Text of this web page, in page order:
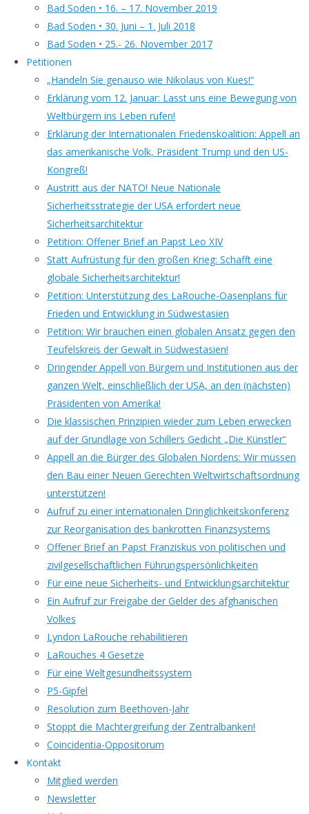
Bad Soden • 16. – 17. November 2019
Bad Soden • 30. Juni – 1. Juli 2018
Bad Soden • 25.- 26. November 2017
Petitionen
„Handeln Sie genauso wie Nikolaus von Kues!“
Erklärung vom 12. Januar: Lasst uns eine Bewegung von
Weltbürgern ins Leben rufen!
Erklärung der Internationalen Friedenskoalition: Appell an
das amerikanische Volk, Präsident Trump und den US-
Kongreß!
Austritt aus der NATO! Neue Nationale
Sicherheitsstrategie der USA erfordert neue
Sicherheitsarchitektur
Petition: Offener Brief an Papst Leo XIV
Statt Aufrüstung für den großen Krieg: Schafft eine
globale Sicherheitsarchitektur!
Petition: Unterstützung des LaRouche-Oasenplans für
Frieden und Entwicklung in Südwestasien
Petition: Wir brauchen einen globalen Ansatz gegen den
Teufelskreis der Gewalt in Südwestasien!
Dringender Appell von Bürgern und Institutionen aus der
ganzen Welt, einschließlich der USA, an den (nächsten)
Präsidenten von Amerika!
Die klassischen Prinzipien wieder zum Leben erwecken
auf der Grundlage von Schillers Gedicht „Die Künstler“
Appell an die Bürger des Globalen Nordens: Wir müssen
den Bau einer Neuen Gerechten Weltwirtschaftsordnung
unterstützen!
Aufruf zu einer internationalen Dringlichkeitskonferenz
zur Reorganisation des bankrotten Finanzsystems
Offener Brief an Papst Franziskus von politischen und
zivilgesellschaftlichen Führungspersönlichkeiten
Für eine neue Sicherheits- und Entwicklungsarchitektur
Ein Aufruf zur Freigabe der Gelder des afghanischen
Volkes
Lyndon LaRouche rehabilitieren
LaRouches 4 Gesetze
Für eine Weltgesundheitssystem
P5-Gipfel
Resolution zum Beethoven-Jahr
Stoppt die Machtergreifung der Zentralbanken!
Coincidentia-Oppositorum
Kontakt
Mitglied werden
Newsletter